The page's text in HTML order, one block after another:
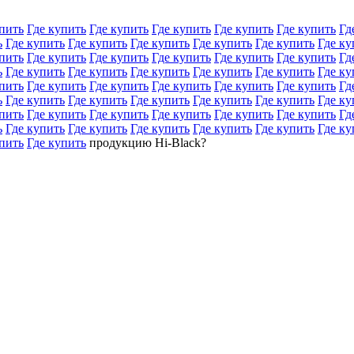
Где купить Где купить Где купить Где купить Где купить
Где купить Где купить Где купить Где купить Где купить Где
Где купить Где купить Где купить Где купить Где купить
Где купить Где купить Где купить Где купить Где купить Где
Где купить Где купить Где купить Где купить Где купить
Где купить Где купить Где купить Где купить Где купить Где
Где купить Где купить Где купить Где купить Где купить
Где купить Где купить Где купить Где купить Где купить Где
Где купить продукцию Hi-Black?